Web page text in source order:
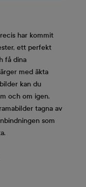
har kommit
ett perfekt
få dina
med äkta
kan du
och om igen.
tagna av
som